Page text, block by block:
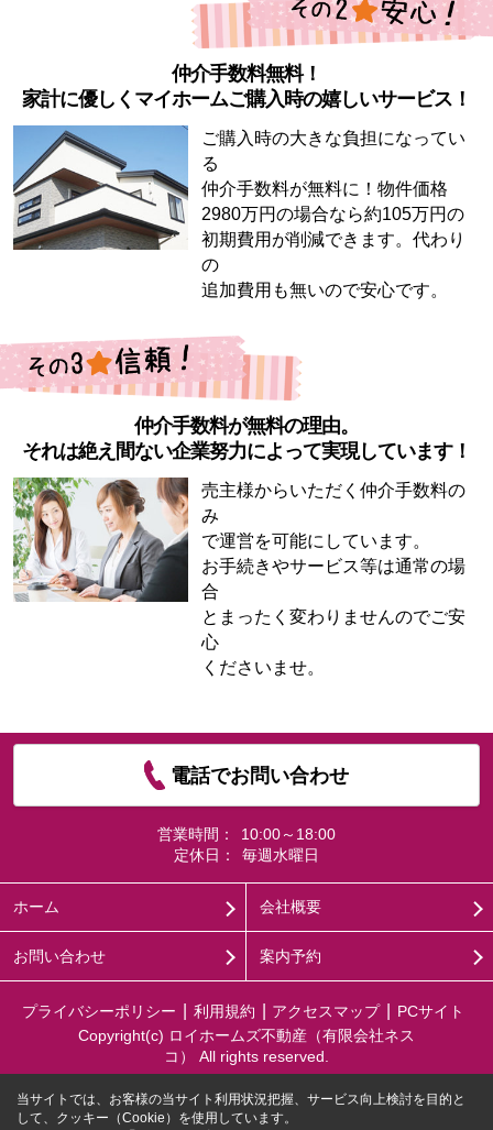
仲介手数料無料！
家計に優しくマイホームご購入時の嬉しいサービス！
ご購入時の大きな負担になってい
る
仲介手数料が無料に！物件価格
2980万円の場合なら約105万円の
初期費用が削減できます。代わり
の
追加費用も無いので安心です。
仲介手数料が無料の理由。
それは絶え間ない企業努力によって実現しています！
売主様からいただく仲介手数料の
み
で運営を可能にしています。
お手続きやサービス等は通常の場
合
とまったく変わりませんのでご安
心
くださいませ。
電話でお問い合わせ
営業時間：
10:00～18:00
定休日：
毎週水曜日
ホーム 会社概要
お問い合わせ 案内予約
プライバシーポリシー 利用規約 アクセスマップ
PCサイト
Copyright(c) ロイホームズ不動産（有限会社ネス
コ） All rights reserved.
当サイトでは、お客様の当サイト利用状況把握、サービス向上検討を目的と
して、クッキー（Cookie）を使用しています。